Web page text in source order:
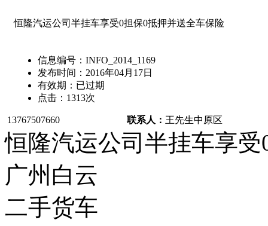
恒隆汽运公司半挂车享受0担保0抵押并送全车保险
信息编号： INFO_2014_1169
发布时间： 2016年04月17日
有效期： 已过期
点击： 1313次
13767507660 联系人： 王先生中原区
恒隆汽运公司半挂车享
广州白云
二手货车